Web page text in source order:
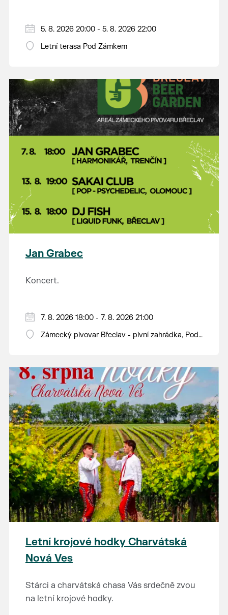
5. 8. 2026 20:00 - 5. 8. 2026 22:00
Letní terasa Pod Zámkem
Jan Grabec
Koncert.
7. 8. 2026 18:00 - 7. 8. 2026 21:00
Zámecký pivovar Břeclav - pivní zahrádka, Pod
Letní krojové hodky Charvátská
Nová Ves
Stárci a charvátská chasa Vás srdečně zvou
na letní krojové hodky.